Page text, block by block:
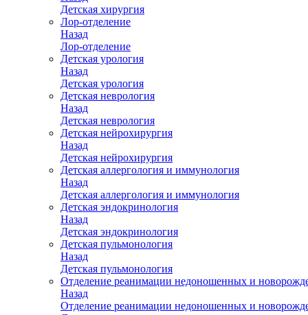
Детская хирургия
Лор-отделение
Назад
Лор-отделение
Детская урология
Назад
Детская урология
Детская неврология
Назад
Детская неврология
Детская нейрохирургия
Назад
Детская нейрохирургия
Детская аллергология и иммунология
Назад
Детская аллергология и иммунология
Детская эндокринология
Назад
Детская эндокринология
Детская пульмонология
Назад
Детская пульмонология
Отделение реанимации недоношенных и
Назад
Отделение реанимации недоношенных и